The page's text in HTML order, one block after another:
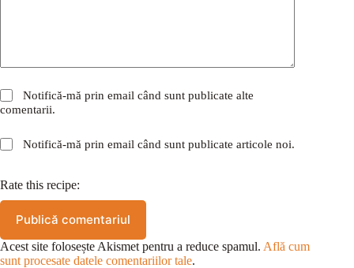
Notifică-mă prin email când sunt publicate alte
comentarii.
Notifică-mă prin email când sunt publicate articole noi.
Rate this recipe:
Publică comentariul
Acest site folosește Akismet pentru a reduce spamul. Află cum
sunt procesate datele comentariilor tale.